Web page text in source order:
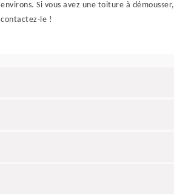
environs. Si vous avez une toiture à démousser,
contactez-le !